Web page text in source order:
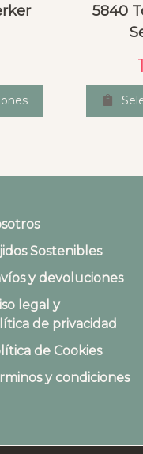
5840
Sostenibles
y devoluciones
legal y
de privacidad
de Cookies
y condiciones